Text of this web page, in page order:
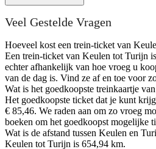
Veel Gestelde Vragen
Hoeveel kost een trein-ticket van
Een trein-ticket van Keulen tot Turijn
echter afhankelijk van hoe vroeg u
van de dag is. Vind ze af en toe voor
Wat is het goedkoopste treinkaartje
Het goedkoopste ticket dat je kunt
€ 85,46. We raden aan om zo vroeg
boeken om het goedkoopst mogelijke
Wat is de afstand tussen Keulen en
Keulen tot Turijn is 654,94 km.